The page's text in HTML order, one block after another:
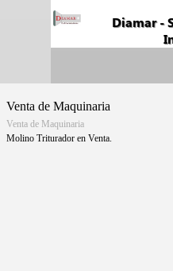
Fabricación y
Diamar -
Venta de Maquinaria
Venta de Maquinaria
Molino Triturador en Venta.